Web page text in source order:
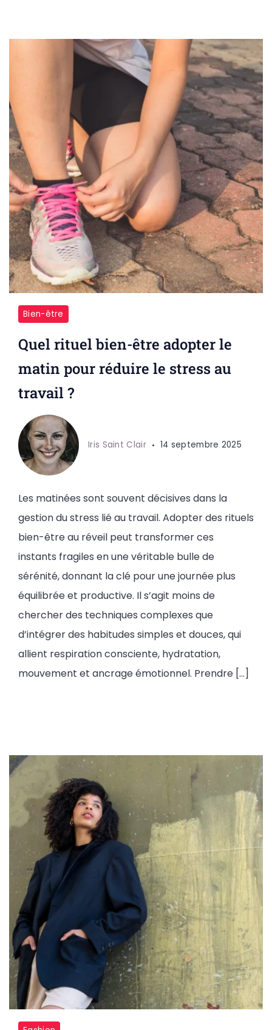
Bien-être
Quel rituel bien-être adopter le
matin pour réduire le stress au
travail ?
Iris Saint Clair 14 septembre 2025
Les matinées sont souvent décisives dans la
gestion du stress lié au travail. Adopter des rituels
bien-être au réveil peut transformer ces
instants fragiles en une véritable bulle de
sérénité, donnant la clé pour une journée plus
équilibrée et productive. Il s’agit moins de
chercher des techniques complexes que
d’intégrer des habitudes simples et douces, qui
allient respiration consciente, hydratation,
mouvement et ancrage émotionnel. Prendre […]